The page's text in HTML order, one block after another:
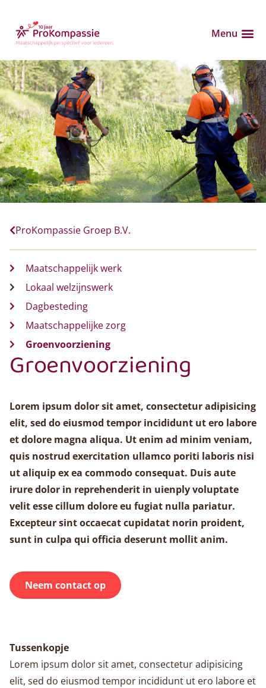
Menu
ProKompassie Groep B.V.
Maatschappelijk werk
Lokaal welzijnswerk
Dagbesteding
Maatschappelijke zorg
Groenvoorziening
Groenvoorziening
Lorem ipsum dolor sit amet, consectetur adipisicing
elit, sed do eiusmod tempor incididunt ut ero labore
et dolore magna aliqua. Ut enim ad minim veniam,
quis nostrud exercitation ullamco poriti laboris nisi
ut aliquip ex ea commodo consequat. Duis aute
irure dolor in reprehenderit in uienply voluptate
velit esse cillum dolore eu fugiat nulla pariatur.
Excepteur sint occaecat cupidatat norin proident,
sunt in culpa qui officia deserunt mollit anim.
Neem contact op
Tussenkopje
Lorem ipsum dolor sit amet, consectetur adipisicing
elit, sed do eiusmod tempor incididunt ut ero labore et